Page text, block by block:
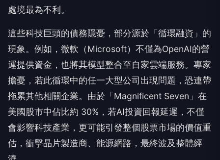
處境最為不利。
這些科技巨頭的債務隱憂，部分源於「循環融資」的
現象。例如，微軟（Microsoft）不僅為OpenAI的營
運提供資金，也將其模型整合至自家雲端服務。專家
擔憂，若此循環中的任一大型公司出現問題，恐連帶
拖累其他相關企業。由於「Magnificent Seven」在
美國股市中佔比約 30%，若AI投資回報延遲，不僅
會影響科技產業，更可能引發整個股票市場的價值重
估，衝擊晶片製造商、能源網路，最終波及整體經